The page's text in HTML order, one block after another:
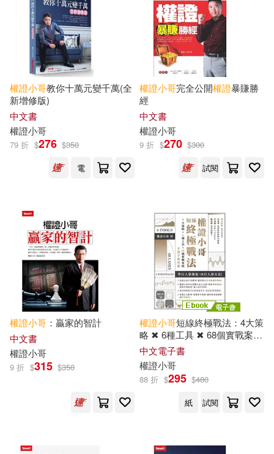
配送方式 (可複選)
可超商取貨(7) 可海外宅配(7)
可港澳店取(7)
可菲律賓店取(7)
電子書
適合手機平板閱讀(3)
其他 (可複選)
現在可購買商品(8)
權證小哥教你十萬元變千萬(全
新增修版)
中文書
權證小哥
79 折 $276 $350
電
權證小哥完全公開權證暴賺勝
經
中文書
權證小哥
9 折 $270 $300
試閱
權證小哥 ：贏家的智計
中文書
權證小哥
9 折 $315 $350
權證小哥短線終極戰法：4大策
略 ✖ 6種工具 ✖ 68個實戰案
例，手把手教你賺 (電子書)
中文電子書
權證小哥
88 折 $295 $480
紙
試閱